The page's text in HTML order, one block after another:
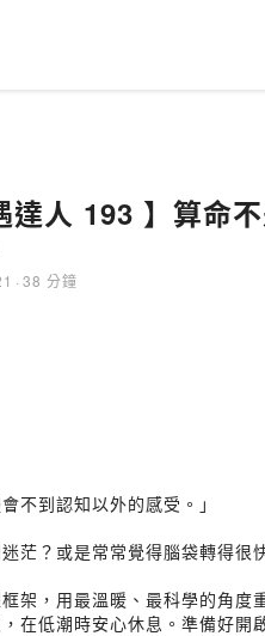
達人 193 】算命
· 38 分鐘
不到認知以外的感受。」
茫？或是常常覺得腦袋轉得
架，用最溫暖、最科學的角
在低潮時安心休息。準備好